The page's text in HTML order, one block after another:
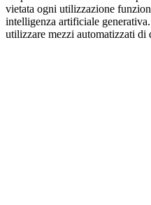
vietata ogni utilizzazione
intelligenza artificiale
utilizzare mezzi automatizzati di